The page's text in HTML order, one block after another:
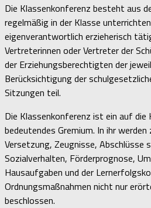
Die Klassenkonferenz besteht aus
regelmäßig in der Klasse
eigenverantwortlich erzieherisch
Vertreterinnen oder Vertreter der
der Erziehungsberechtigten der
Berücksichtigung der
Sitzungen teil.
Die Klassenkonferenz ist ein auf die
bedeutendes Gremium. In ihr werden
Versetzung, Zeugnisse, Abschlüsse
Sozialverhalten, Förderprognose,
Hausaufgaben und der
Ordnungsmaßnahmen nicht nur
beschlossen.